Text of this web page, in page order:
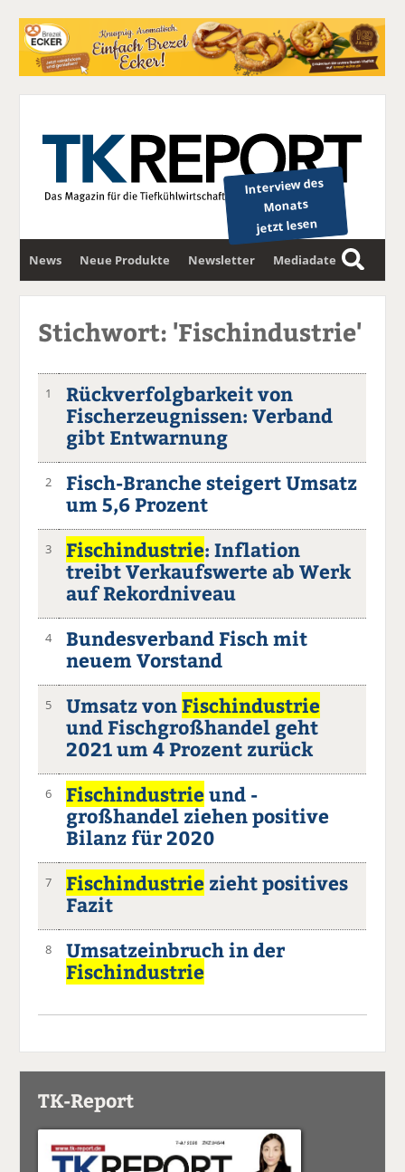
Interview des
Monats
jetzt lesen
News Neue Produkte Newsletter Mediadaten
S
u
c
h
Stichwort: 'Fischindustrie'
1
Rückverfolgbarkeit von
Fischerzeugnissen: Verband
gibt Entwarnung
2
Fisch-Branche steigert Umsatz
um 5,6 Prozent
3 Fischindustrie: Inflation
treibt Verkaufswerte ab Werk
auf Rekordniveau
4
Bundesverband Fisch mit
neuem Vorstand
5 Umsatz von Fischindustrie
und Fischgroßhandel geht
2021 um 4 Prozent zurück
6 Fischindustrieund -
großhandel ziehen positive
Bilanz für 2020
7 Fischindustrie zieht positives
Fazit
8
Umsatzeinbruch in der
Fischindustrie
TK-Report